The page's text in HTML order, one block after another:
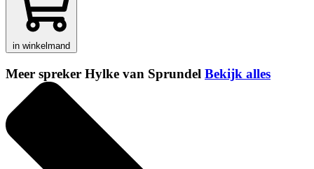
in winkelmand
Meer spreker Hylke van Sprundel Bekijk alles